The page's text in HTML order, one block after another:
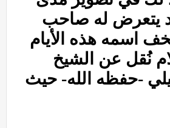
يتعرض له صاحب
اسمه هذه الأيام
نُقل عن الشيخ
-حفظه الله- حيث